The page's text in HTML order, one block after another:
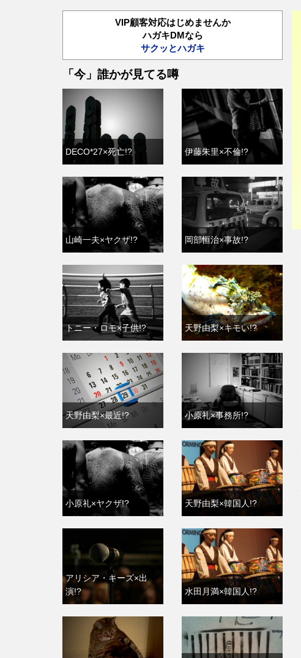
VIP顧客対応はじめませんか
ハガキDMなら
サクッとハガキ
「今」誰かが見てる噂
DECO*27×死亡!? 伊藤朱里×不倫!?
山崎一夫×ヤクザ!? 岡部恒治×事故!?
トニー・ロモ×子供!? 天野由梨×キモい!?
天野由梨×最近!? 小原礼×事務所!?
小原礼×ヤクザ!? 天野由梨×韓国人!?
アリシア・キーズ×出
演!?
水田月満×韓国人!?